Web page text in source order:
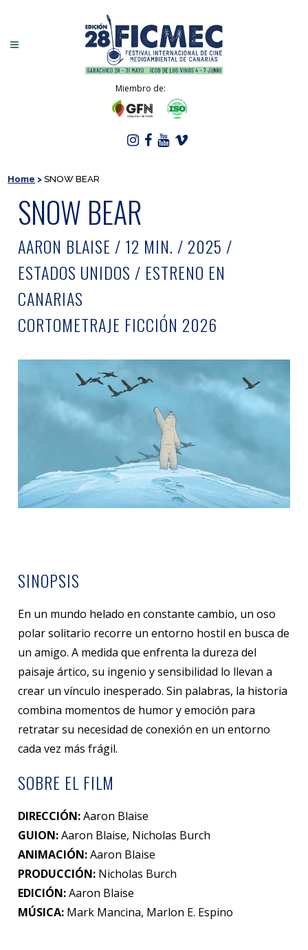
Miembro de:
Home >SNOW BEAR
SNOW BEAR
AARON BLAISE / 12 MIN. / 2025 /
ESTADOS UNIDOS / ESTRENO EN
CANARIAS
CORTOMETRAJE FICCIÓN 2026
SINOPSIS
En un mundo helado en constante cambio, un oso
polar solitario recorre un entorno hostil en busca de
un amigo. A medida que enfrenta la dureza del
paisaje ártico, su ingenio y sensibilidad lo llevan a
crear un vínculo inesperado. Sin palabras, la historia
combina momentos de humor y emoción para
retratar su necesidad de conexión en un entorno
cada vez más frágil.
SOBRE EL FILM
DIRECCIÓN:Aaron Blaise
GUION:Aaron Blaise, Nicholas Burch
ANIMACIÓN:Aaron Blaise
PRODUCCIÓN: Nicholas Burch
EDICIÓN:Aaron Blaise
MÚSICA: Mark Mancina, Marlon E. Espino